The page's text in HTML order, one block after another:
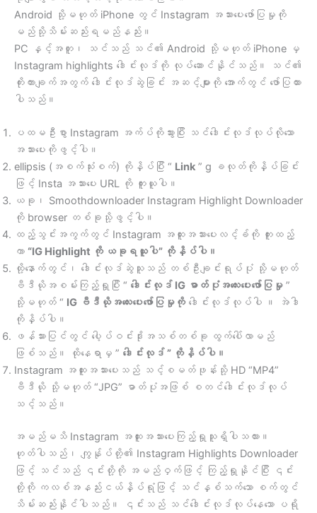
Android သို့မဟုတ် iPhone တွင် Instagram အသားပေးဖော်ပြမှုကို
မည်သို့သိမ်းဆည်းရမည်နည်း။
PC နှင့်အတူ၊ သင်သည် သင်၏ Android သို့မဟုတ် iPhone မှ
Instagram highlights ဒေါင်းလုဒ်ကို လုပ်ဆောင်နိုင်သည်။ သင်၏
ကိုးကားချက်အတွက် ဒေါင်းလုဒ်ဆွဲခြင်း အဆင့်များကို အောက်တွင် ဖော်ပြထား
ပါသည်။
ပထမဦးစွာ Instagram အက်ပ်ကိုသွားပြီး သင်ဒေါင်းလုဒ်လုပ်လိုသော
အသားပေးကိုဖွင့်ပါ။
ellipsis (အစက်သုံးစက်) ကိုနှိပ်ပြီး “ Link ” g ခလုတ်ကိုနှိပ်ခြင်း
ဖြင့် Insta အသားပေး URL ကို ကူးယူပါ။
ယခု၊ Smoothdownloader Instagram Highlight Downloader
ကို browser တစ်ခုသို့ဖွင့်ပါ။
ထည့်သွင်းအကွက်တွင် Instagram အထူးအသားပေးလင့်ခ်ကို ကူးထည့်
ကာ “IG Highlight ကို ယခုရယူပါ” ကိုနှိပ်ပါ။
ထို့နောက်တွင်၊ ဒေါင်းလုဒ်ဆွဲသူသည် တစ်ဦးချင်းရုပ်ပုံ သို့မဟုတ်
ဗီဒီယိုအစမ်းကြည့်ရှုပြီး “ ဒေါင်းလုဒ် IG ဓာတ်ပုံအလေးပေးဖော်ပြမှု ”
သို့မဟုတ် “ IG ဗီဒီယိုအလေးပေးဖော်ပြမှုကို ဒေါင်းလုဒ်လုပ်ပါ ။ အဲဒါ
ကိုနှိပ်ပါ။
ဖန်သားပြင်တွင် ပေါ့ပ်ဝင်းဒိုးအသစ်တစ်ခု ထွက်ပေါ်လာမည်
ဖြစ်သည်။ ထိုနေရာမှ ” ဒေါင်းလုဒ် ” ကိုနှိပ်ပါ။
Instagram အထူးအသားပေးသည် သင့်စမတ်ဖုန်းသို့ HD “MP4”
ဗီဒီယို သို့မဟုတ် “JPG” ဓာတ်ပုံအဖြစ် စတင်ဒေါင်းလုဒ်လုပ်
သင့်သည်။
အမည်မသိ Instagram အထူးအသားပေးကြည့်ရှုသူရှိပါသလား။
ဟုတ်ပါသည်၊ ကျွန်ုပ်တို့၏ Instagram Highlights Downloader
ဖြင့် သင်သည် ၎င်းတို့ကို အမည်ဝှက်ဖြင့် ကြည့်ရှုနိုင်ပြီး ၎င်း
တို့ကို ကလစ်အနည်းငယ်နှိပ်ရုံဖြင့် သင်နှစ်သက်သော စက်တွင်
သိမ်းဆည်းနိုင်ပါသည်။ ၎င်းသည် သင်ဒေါင်းလုဒ်လုပ်နေသော ပရို